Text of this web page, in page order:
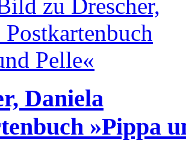
Daniela
»Pippa